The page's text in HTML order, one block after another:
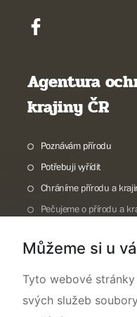
Agentura
krajiny ČR
Poznávám přírodu
Potřebuji vyřídit
Chráníme přírodu a
Pečujeme o přírodu a
O nás
Můžeme si u
Tyto webové
svých služeb